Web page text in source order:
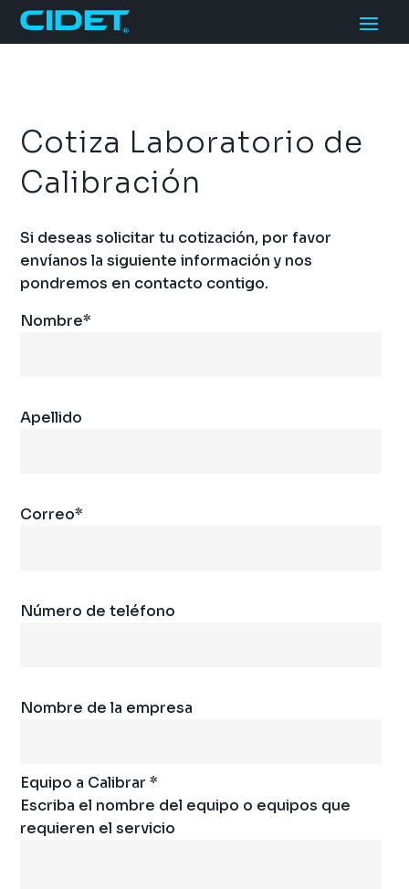
Cotiza Laboratorio de
Calibración
Si deseas solicitar tu cotización, por favor
envíanos la siguiente información y nos
pondremos en contacto contigo.
Nombre*
Apellido
Correo*
Número de teléfono
Nombre de la empresa
Equipo a Calibrar*
Escriba el nombre del equipo o equipos que
requieren el servicio